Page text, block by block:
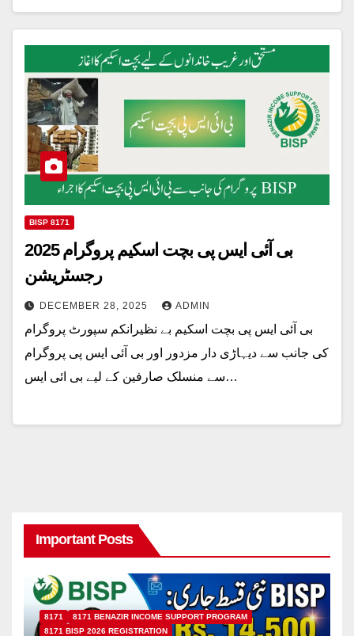
BISP 8171
بی آئی ایس پی بچت اسکیم پروگرام 2025
رجسٹریشن
DECEMBER 28, 2025 ADMIN
بی آئی ایس پی بچت اسکیم بے نظیرانکم سپورٹ پروگرام
کی جانب سے دیہاڑی دار مزدور اور بی آئی ایس پی پروگرام
سے منسلک صارفین کے لیے بی ائی ایس…
Important Posts
8171
8171 BENAZIR INCOME SUPPORT PROGRAM
8171 BISP 2026 REGISTRATION